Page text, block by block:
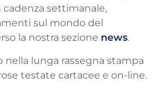
cadenza settimanale,
sul mondo del
la nostra sezione news.
lunga rassegna stampa
testate cartacee e on-line.